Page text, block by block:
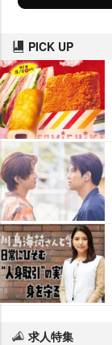
PICK UP
求人特集